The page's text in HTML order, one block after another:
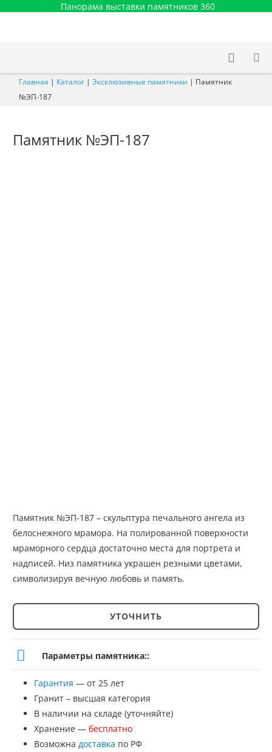
Панорама выставки памятников 360
Главная | Каталог | Эксклюзивные памятники | Памятник
№ЭП-187
Памятник №ЭП-187
Памятник №ЭП-187 – скульптура печального ангела из
белоснежного мрамора. На полированной поверхности
мраморного сердца достаточно места для портрета и
надписей. Низ памятника украшен резными цветами,
символизируя вечную любовь и память.
Количество
товара
Памятник
№ЭП-187
УТОЧНИТЬ
Параметры памятника::
Гарантия — от 25 лет
Гранит – высшая категория
В наличии на складе (уточняйте)
Хранение — бесплатно
Возможна доставка по РФ